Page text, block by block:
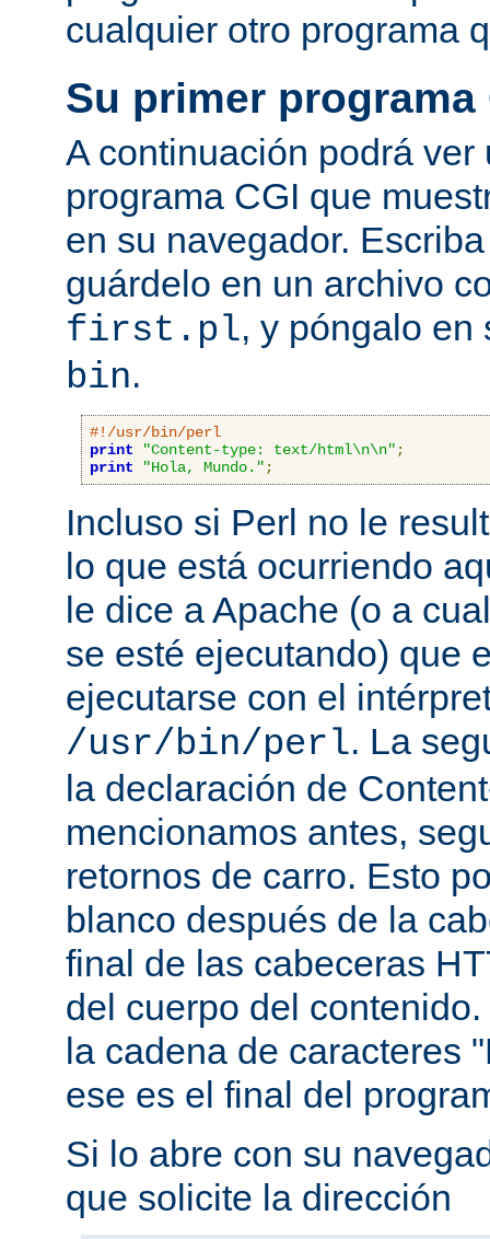
cualquier otro programa
Su primer programa
A continuación podrá ver
programa CGI que
en su navegador.
guárdelo en un archivo
first.pl, y póngalo
bin.
#!/usr/bin/perl
print
"Content-type: text/html\n\n" ;
print
"Hola, Mundo." ;
Incluso si Perl no le
lo que está ocurriendo
le dice a Apache (o a
se esté ejecutando) que
ejecutarse con el
/usr/bin/perl. La
la declaración de
mencionamos antes,
retornos de carro. Esto
blanco después de la
final de las cabeceras
del cuerpo del
la cadena de caracteres
ese es el final del
Si lo abre con su
que solicite la dirección